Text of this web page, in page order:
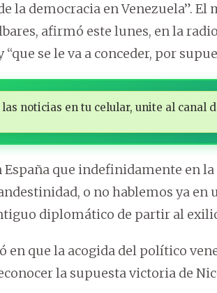
la democracia en Venezuela”.
afirmó este lunes, en la
se le va a conceder, por
las noticias en tu celular, unite al canal
España que indefinidamente en
o no hablemos ya en
diplomático de partir al
en que la acogida del político
la supuesta victoria de